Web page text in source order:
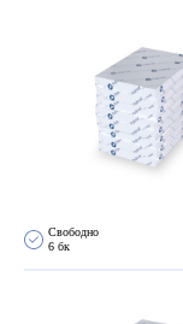
Свободно
6 бк